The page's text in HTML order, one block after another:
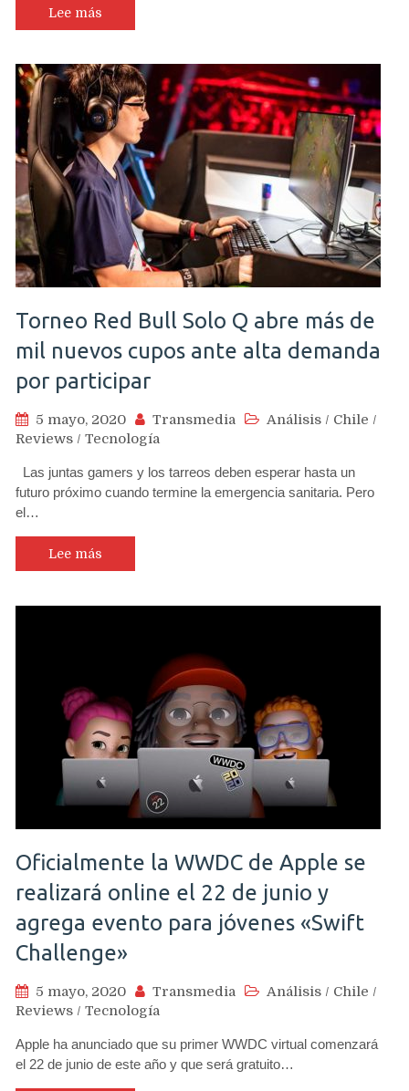
Lee más
Torneo Red Bull Solo Q abre más de
mil nuevos cupos ante alta demanda
por participar
5 mayo, 2020 Transmedia Análisis / Chile /
Reviews / Tecnología
Las juntas gamers y los tarreos deben esperar hasta un
futuro próximo cuando termine la emergencia sanitaria. Pero
el…
Lee más
Oficialmente la WWDC de Apple se
realizará online el 22 de junio y
agrega evento para jóvenes «Swift
Challenge»
5 mayo, 2020 Transmedia Análisis / Chile /
Reviews / Tecnología
Apple ha anunciado que su primer WWDC virtual comenzará
el 22 de junio de este año y que será gratuito…